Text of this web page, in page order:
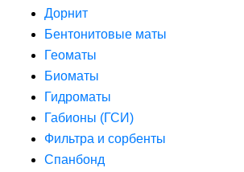
Дорнит
Бентонитовые маты
Геоматы
Биоматы
Гидроматы
Габионы (ГСИ)
Фильтра и сорбенты
Спанбонд